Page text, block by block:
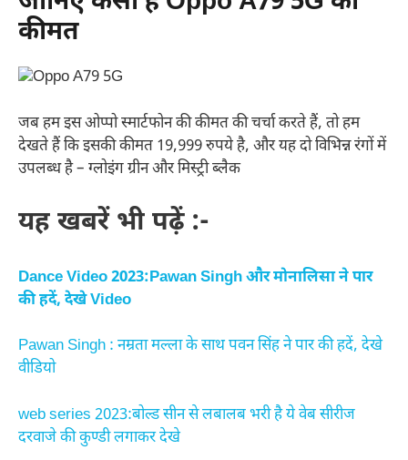
कीमत
जब हम इस ओप्पो स्मार्टफोन की कीमत की चर्चा करते हैं, तो हम
देखते हैं कि इसकी कीमत 19,999 रुपये है, और यह दो विभिन्न रंगों में
उपलब्ध है – ग्लोइंग ग्रीन और मिस्ट्री ब्लैक
यह खबरें भी पढ़ें :-
Dance Video 2023:Pawan Singh और मोनालिसा ने पार
की हदें, देखे Video
Pawan Singh : नम्रता मल्ला के साथ पवन सिंह ने पार की हदें, देखे
वीडियो
web series 2023:बोल्ड सीन से लबालब भरी है ये वेब सीरीज
दरवाजे की कुण्डी लगाकर देखे